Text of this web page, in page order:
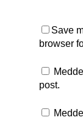
Save
browser
post.